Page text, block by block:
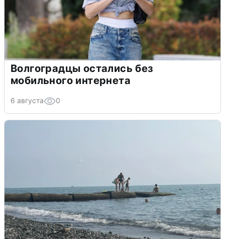
Волгоградцы остались без
мобильного интернета
6 августа 0